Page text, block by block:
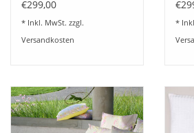
Sollte das passende Maß nicht in der
Dieser hochwertige Druck wird in der
feinster Swiss Cotton Qualität.
€299,00
* Inkl. MwSt. zzgl.
Versandkosten
*